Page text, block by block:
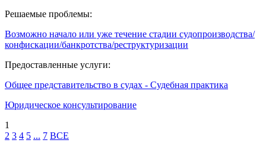
Решаемые проблемы:
Возможно начало или уже течение стадии судопроизводства/
конфискации/банкротства/реструктуризации
Предоставленные услуги:
Общее представительство в судах - Судебная практика
Юридическое консультирование
1
2 3 4 5 ... 7 ВСЕ